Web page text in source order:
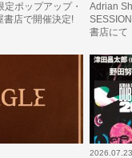
ポップアップ・
書店で開催決定!
Adrian
書店にて
2026.07.23